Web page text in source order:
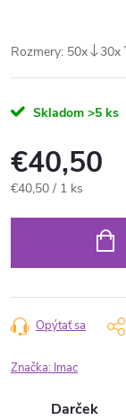
Rozmery: 50x 30x
Skladom >5 ks
€40,50
Jednotková
€40,50 / 1 ks
Opýtať sa
Značka: Imac
Darček